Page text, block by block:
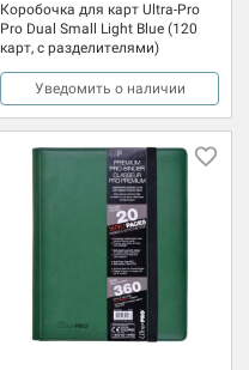
Коробочка для карт Ultra-Pro
Pro Dual Small Light Blue (120
карт, с разделителями)
Уведомить о наличии